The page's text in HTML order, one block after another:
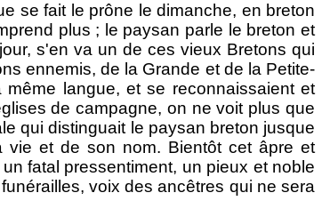
se fait le prône le dimanche, en breton
plus ; le paysan parle le breton et
s'en va un de ces vieux Bretons qui
ennemis, de la Grande et de la Petite-
langue, et se reconnaissaient et
de campagne, on ne voit plus que
qui distinguait le paysan breton jusque
vie et de son nom. Bientôt cet âpre et
fatal pressentiment, un pieux et noble
voix des ancêtres qui ne sera